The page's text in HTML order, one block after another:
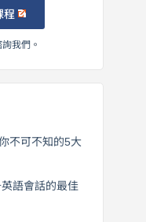
程
詢我們 。
不可不知的5大
語會話的最佳